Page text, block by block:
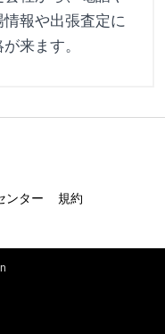
情報や出張査定に
来ます。
ンター
規約